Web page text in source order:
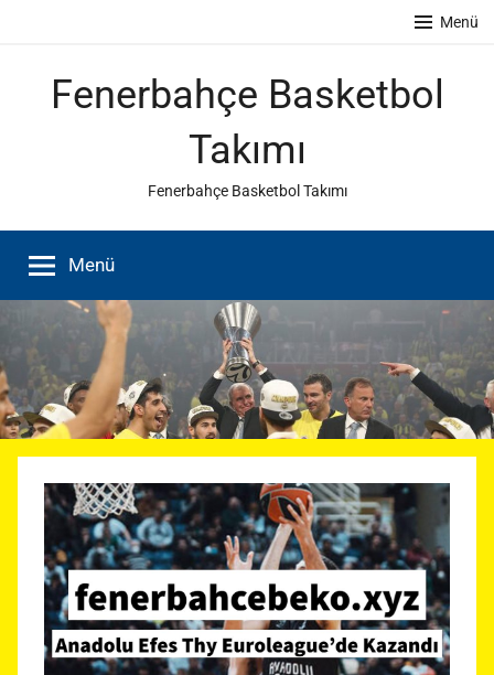
Menü
Fenerbahçe Basketbol
Takımı
Fenerbahçe Basketbol Takımı
Menü